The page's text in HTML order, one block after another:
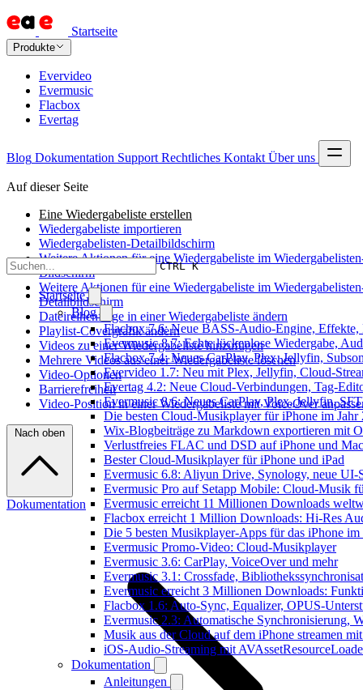
Startseite
Produkte
Evervideo
Evermusic
Flacbox
Evertag
Blog Dokumentation Support Rechtliches Kontakt Über uns
CTRL K
Startseite
Blog
Flacbox 7.6: Neue BASS-Audio-Engine,
Evermusic 8.7: Echte lückenlose Wiedergabe,
Flacbox 7.4: Neues CarPlay, Plex, Jellyfin,
Evervideo 1.7: Neu mit Plex, Jellyfin, Cloud-
Evertag 4.2: Neue Cloud-Verbindungen, Tag-
Evermusic 8.6: Neues CarPlay, Plex, Jellyfin,
Die besten Cloud-Musikplayer für iPhone im Jahr
Wix-Blogbeiträge zu Markdown exportieren mit
Verlustfreies FLAC und DSD auf iPhone und
Bester Cloud-Musikplayer für iPhone und iPad
Evermusic 6.8: Aliyun Drive, Synology, neue UI-
Evermusic Pro auf Setapp Mobile: Cloud-Musik
Evermusic erreicht 11 Millionen Downloads
Flacbox erreicht 1 Million Downloads: Hi-Res
Die 5 besten Musikplayer-Apps für das iPhone im
Evermusic Promo-Video: Cloud-Musikplayer
Evermusic 3.6: CarPlay, VoiceOver und mehr
Evermusic 3.1: Crossfade,
Evermusic erreicht 3 Millionen Downloads:
Flacbox 1.6: Auto-Sync, Equalizer, OPUS-
Evermusic 2.3: Automatische Synchronisierung,
Musik aus der Cloud auf dem iPhone streamen
iOS-Audio-Streaming mit
Dokumentation
Anleitungen
Auf dieser Seite
Eine Wiedergabeliste erstellen
Wiedergabeliste importieren
Wiedergabelisten-Detailbildschirm
Weitere Aktionen für eine Wiedergabeliste im
Bildschirm
Weitere Aktionen für eine Wiedergabeliste im
Detailbildschirm
Dateireihenfolge in einer Wiedergabeliste ändern
Playlist-Covergrafik ändern
Videos zu einer Wiedergabeliste hinzufügen
Mehrere Videos aus einer Wiedergabeliste löschen
Video-Optionen
Barrierefreiheit
Video-Position in einer Wiedergabeliste mit VoiceOver
Nach oben
Dokumentation